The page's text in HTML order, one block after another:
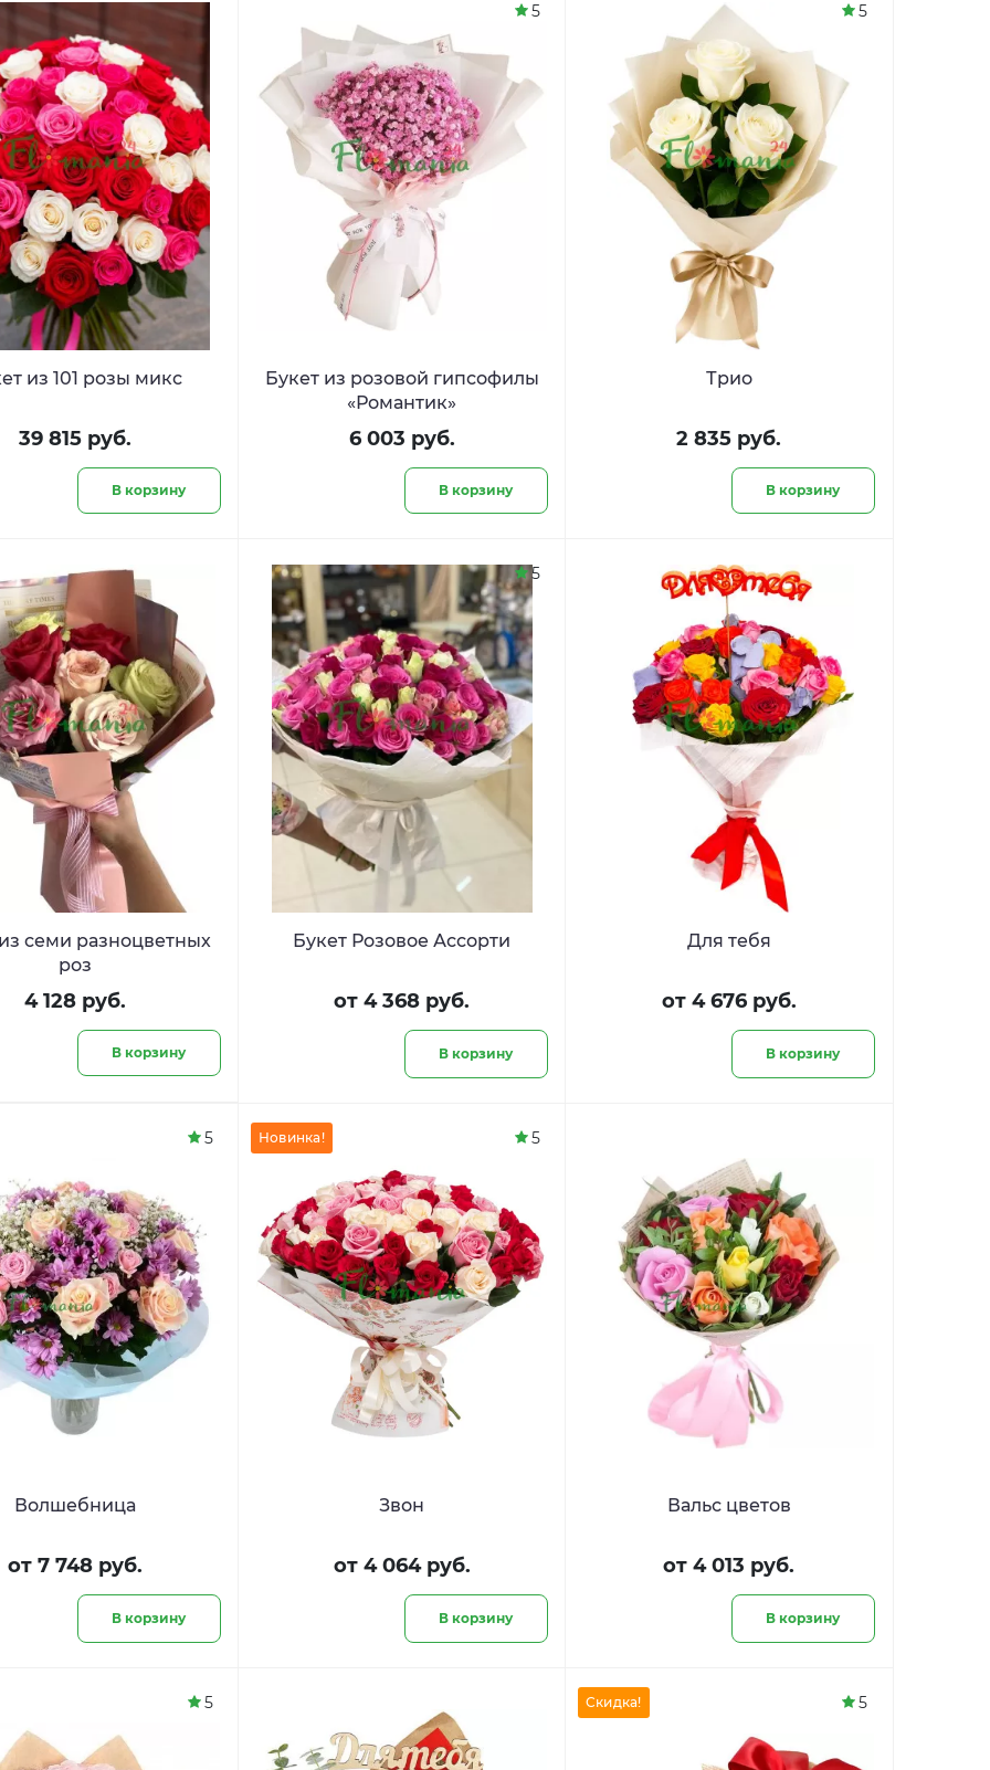
из 101 розы микс
39 815 руб.
В корзину
Букет из розовой гипсофилы
«Романтик»
6 003 руб.
В корзину
5
Трио
2 835 руб.
В корзину
5
семи разноцветных
роз
4 128 руб.
В корзину
Букет Розовое Ассорти
от 4 368 руб.
В корзину
5
Для тебя
от 4 676 руб.
В корзину
Волшебница
от 7 748 руб.
В корзину
5
Звон
от 4 064 руб.
В корзину
Новинка! 5
Вальс цветов
от 4 013 руб.
В корзину
5 Скидка! 5